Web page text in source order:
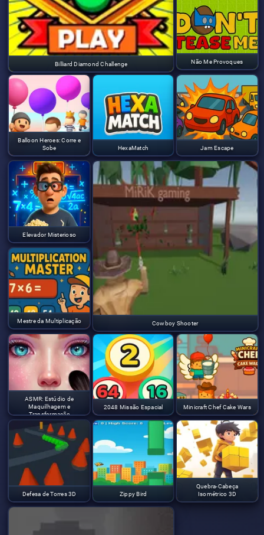
Billiard Diamond Challenge Não Me Provoques
Balloon Heroes: Corre e
Sobe
HexaMatch Jam Escape
Elevador Misterioso
Cowboy Shooter
Mestre da Multiplicação
ASMR: Estúdio de
Maquilhagem e
Transformação
2048 Missão Espacial Minicraft Chef Cake Wars
Defesa de Torres 3D Zippy Bird
Quebra-Cabeça
Isométrico 3D